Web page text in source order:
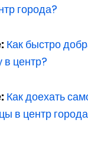
города?
Как быстро
в центр?
Как доехать
в центр